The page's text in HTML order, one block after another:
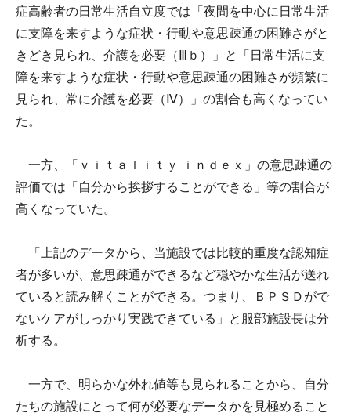
症高齢者の日常生活自立度では「夜間を中心に日常生活
に支障を来すような症状・行動や意思疎通の困難さがと
きどき見られ、介護を必要（Ⅲｂ）」と「日常生活に支
障を来すような症状・行動や意思疎通の困難さが頻繁に
見られ、常に介護を必要（Ⅳ）」の割合も高くなってい
た。
一方、「ｖｉｔａｌｉｔｙ ｉｎｄｅｘ」の意思疎通の
評価では「自分から挨拶することができる」等の割合が
高くなっていた。
「上記のデータから、当施設では比較的重度な認知症
者が多いが、意思疎通ができるなど穏やかな生活が送れ
ていると読み解くことができる。つまり、ＢＰＳＤがで
ないケアがしっかり実践できている」と服部施設長は分
析する。
一方で、明らかな外れ値等も見られることから、自分
たちの施設にとって何が必要なデータかを見極めること